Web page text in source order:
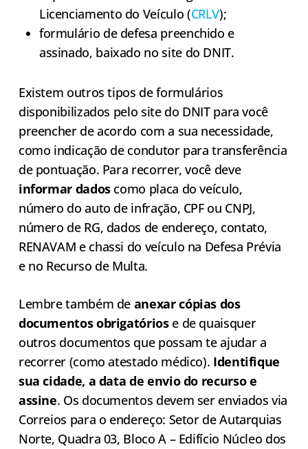
Licenciamento do Veículo (CRLV);
formulário de defesa preenchido e
assinado, baixado no site do DNIT.
Existem outros tipos de formulários
disponibilizados pelo site do DNIT para você
preencher de acordo com a sua necessidade,
como indicação de condutor para transferência
de pontuação. Para recorrer, você deve
informar dadoscomo placa do veículo,
número do auto de infração, CPF ou CNPJ,
número de RG, dados de endereço, contato,
RENAVAM e chassi do veículo na Defesa Prévia
e no Recurso de Multa.
Lembre também de anexar cópias dos
documentos obrigatóriose de quaisquer
outros documentos que possam te ajudar a
recorrer (como atestado médico). Identifique
sua cidade, a data de envio do recurso e
assine. Os documentos devem ser enviados via
Correios para o endereço: Setor de Autarquias
Norte, Quadra 03, Bloco A – Edifício Núcleo dos